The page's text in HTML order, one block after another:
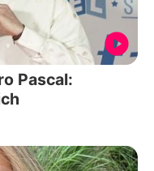
Pascal: